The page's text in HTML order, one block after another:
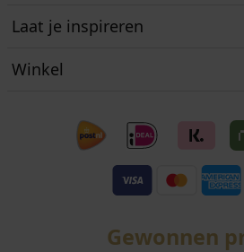
Laat je inspireren
Winkel
Gewonnen